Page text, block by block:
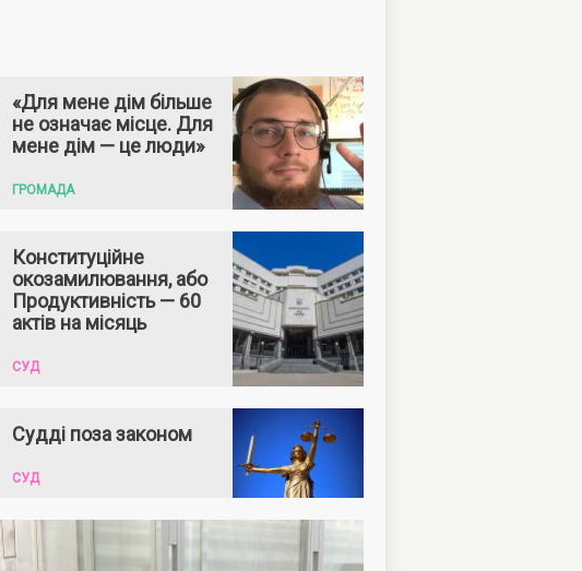
«Для мене дім більше
не означає місце. Для
мене дім — це люди»
ГРОМАДА
Конституційне
окозамилювання, або
Продуктивність — 60
актів на місяць
СУД
Судді поза законом
СУД